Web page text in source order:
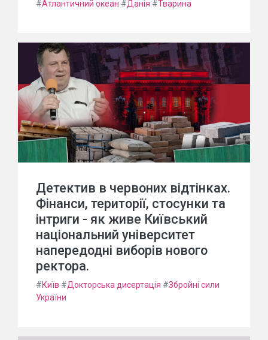
#Атлантичний океан #Данія #Тварина
Детектив в червоних відтінках.
Фінанси, території, стосунки та
інтриги - як живе Київський
національний університет
напередодні виборів нового
ректора.
#Київ #Докторська дисертація #Збройні сили
України